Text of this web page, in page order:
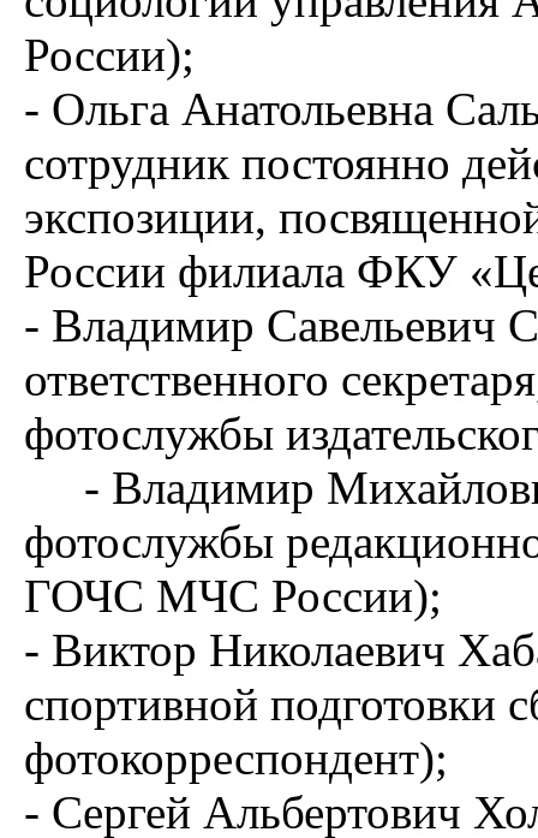
России);
- Ольга Анатольевна
сотрудник постоянно
экспозиции,
России филиала ФКУ
- Владимир Савельевич
ответственного
фотослужбы
- Владимир
фотослужбы
ГОЧС МЧС России);
- Виктор Николаевич
спортивной подготовки
фотокорреспондент);
- Сергей Альбертович